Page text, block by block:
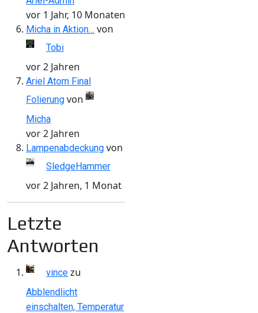
vor 1 Jahr, 10 Monaten
Micha in Aktion… von
Tobi
vor 2 Jahren
Ariel Atom Final
Folierung von
Micha
vor 2 Jahren
Lampenabdeckung von
SledgeHammer
vor 2 Jahren, 1 Monat
Letzte
Antworten
vince zu
Abblendlicht
einschalten, Temperatur